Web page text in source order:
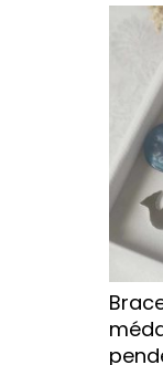
Les
sur
la
page